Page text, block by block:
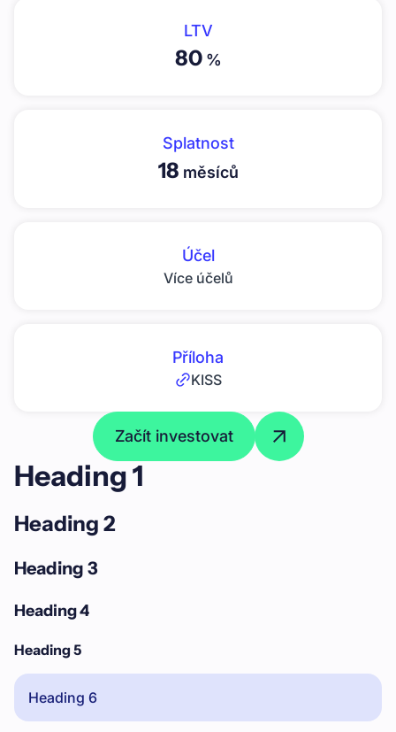
LTV
80%
Splatnost
18 měsíců
Účel
Více účelů
Příloha
KISS
Začít investovat
Heading 1
Heading 2
Heading 3
Heading 4
Heading 5
Heading 6